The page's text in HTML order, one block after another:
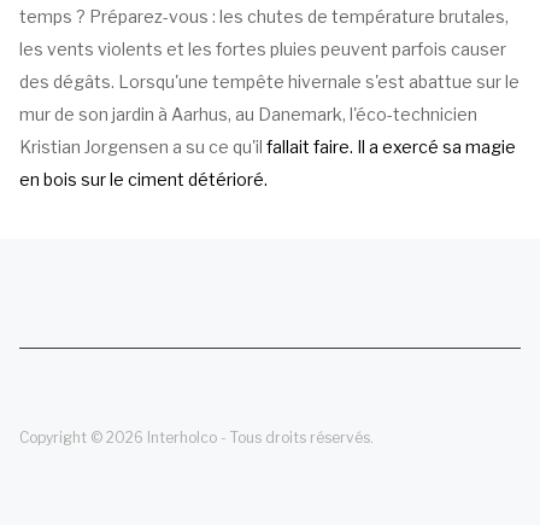
temps ? Préparez-vous : les chutes de température brutales,
les vents violents et les fortes pluies peuvent parfois causer
des dégâts. Lorsqu'une tempête hivernale s'est abattue sur le
mur de son jardin à Aarhus, au Danemark, l'éco-technicien
Kristian Jorgensen a su ce qu'il fallait faire. Il a exercé sa magie
en bois sur le ciment détérioré.
Copyright © 2026 Interholco - Tous droits réservés.